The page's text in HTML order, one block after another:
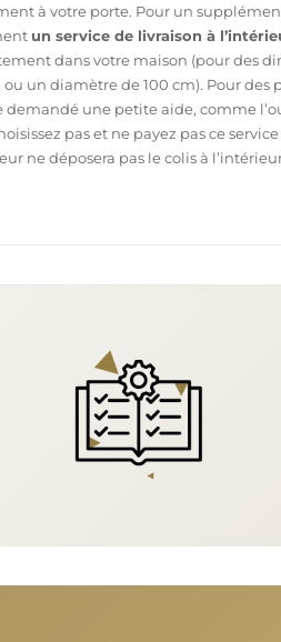
à votre porte. Pour un
un service de livraison à
dans votre maison (pour des
ou un diamètre de 100 cm). Pour des
demandé une petite aide, comme
pas et ne payez pas ce
ne déposera pas le colis à